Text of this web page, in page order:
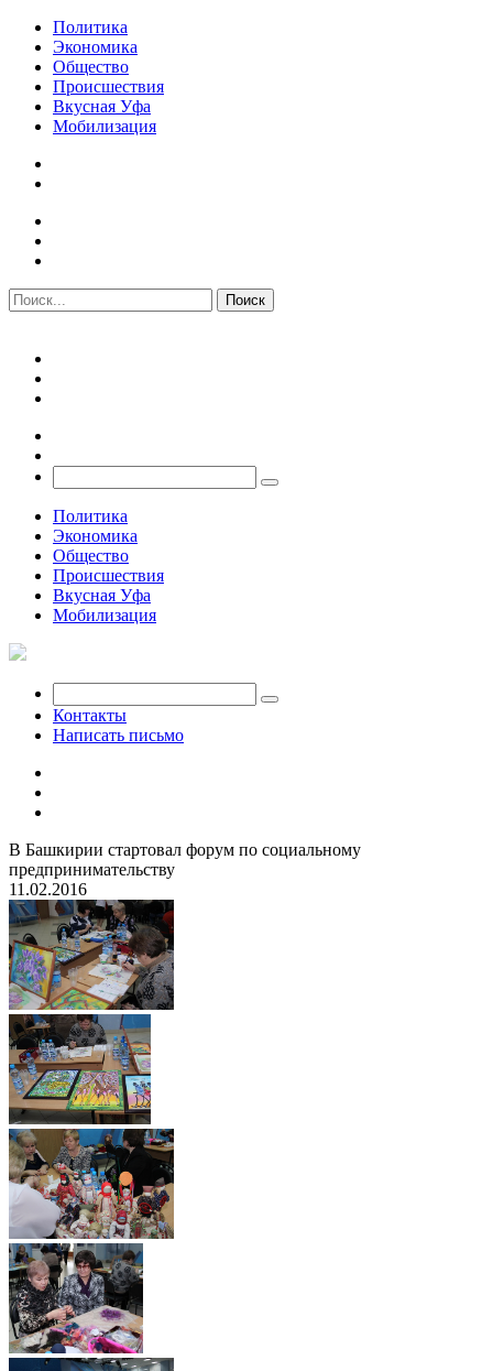
Политика
Экономика
Общество
Происшествия
Вкусная Уфа
Мобилизация
Политика
Экономика
Общество
Происшествия
Вкусная Уфа
Мобилизация
Контакты
Написать письмо
В Башкирии стартовал форум по социальному
предпринимательству
11.02.2016